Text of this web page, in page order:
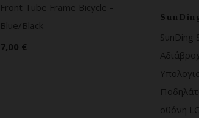
Front Tube Frame Bicycle -
Blue/Black
7,00 €
SunDing
οθόνη